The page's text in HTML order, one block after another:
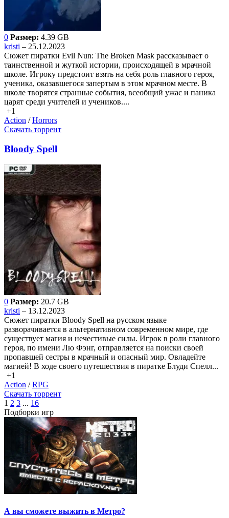
0 Размер: 4.39 GB
kristi – 25.12.2023
Сюжет пиратки Evil Nun: The Broken Mask рассказывает о
таинственной и жуткой истории, происходящей в мрачной
школе. Игроку предстоит взять на себя роль главного героя,
ученика, оказавшегося запертым в этом мрачном месте. В
школе творятся странные события, всеобщий ужас и паника
царят среди учителей и учеников....
+1
Action /Horrors
Скачать торрент
Bloody Spell
0 Размер: 20.7 GB
kristi – 13.12.2023
Сюжет пиратки Bloody Spell на русском языке
разворачивается в альтернативном современном мире, где
существует магия и нечестивые силы. Игрок в роли главного
героя, по имени Лю Фэнг, отправляется на поиски своей
пропавшей сестры в мрачный и опасный мир. Овладейте
магией! В ходе своего путешествия в пиратке Блуди Спелл...
+1
Action /RPG
Скачать торрент
1 2 3 ... 16
Подборки игр
А вы сможете выжить в Метро?